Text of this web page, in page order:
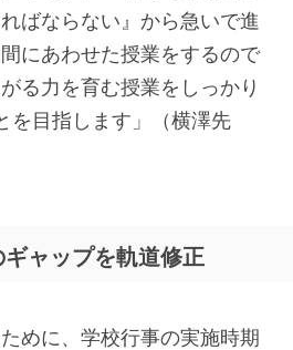
ばならない』から急いで進
にあわせた授業をするので
る力を育む授業をしっかり
を目指します」（横澤先
ャップを軌道修正
めに、学校行事の実施時期